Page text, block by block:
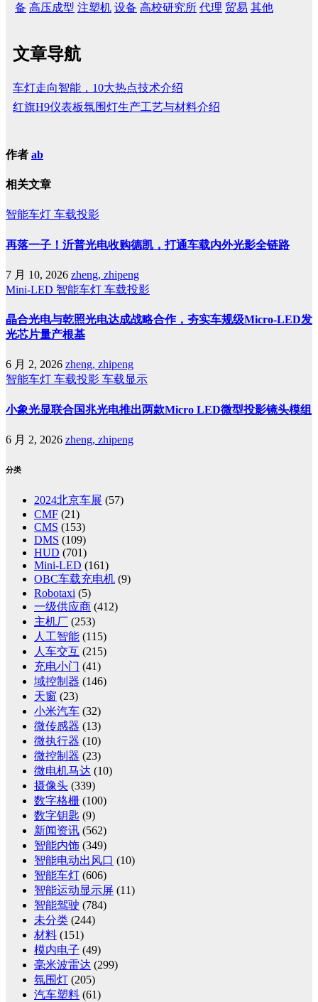
备 高压成型 注塑机 设备 高校研究所 代理 贸易 其他
文章导航
车灯走向智能，10大热点技术介绍
红旗H9仪表板氛围灯生产工艺与材料介绍
作者 ab
相关文章
智能车灯 车载投影
再落一子！沂普光电收购德凯，打通车载内外光影全链路
7 月 10, 2026 zheng, zhipeng
Mini-LED 智能车灯 车载投影
晶合光电与乾照光电达成战略合作，夯实车规级Micro-LED发
光芯片量产根基
6 月 2, 2026 zheng, zhipeng
智能车灯 车载投影 车载显示
小象光显联合国兆光电推出两款Micro LED微型投影镜头模组
6 月 2, 2026 zheng, zhipeng
分类
2024北京车展 (57)
CMF (21)
CMS (153)
DMS (109)
HUD (701)
Mini-LED (161)
OBC车载充电机 (9)
Robotaxi (5)
一级供应商 (412)
主机厂 (253)
人工智能 (115)
人车交互 (215)
充电小门 (41)
域控制器 (146)
天窗 (23)
小米汽车 (32)
微传感器 (13)
微执行器 (10)
微控制器 (23)
微电机马达 (10)
摄像头 (339)
数字格栅 (100)
数字钥匙 (9)
新闻资讯 (562)
智能内饰 (349)
智能电动出风口 (10)
智能车灯 (606)
智能运动显示屏 (11)
智能驾驶 (784)
未分类 (244)
材料 (151)
模内电子 (49)
毫米波雷达 (299)
氛围灯 (205)
汽车塑料 (61)